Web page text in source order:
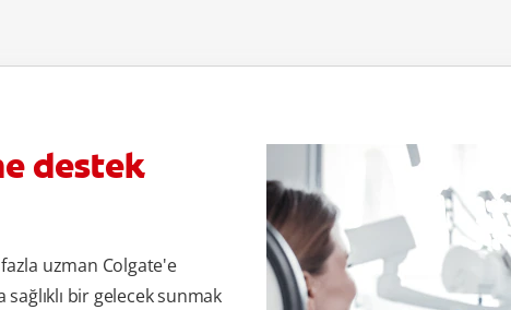
destek
uzman Colgate'e
bir gelecek sunmak